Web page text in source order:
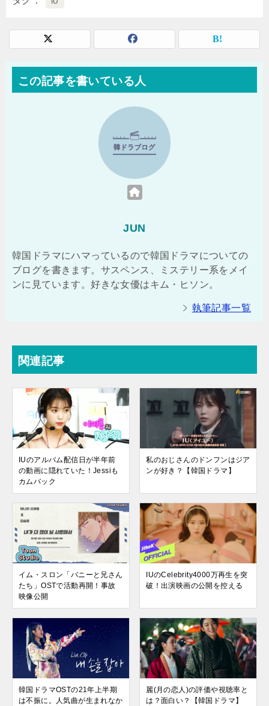
この記事を書いている人
JUN
韓国ドラマにハマっているので韓国ドラマについての
ブログを書きます。サスペンス、ミステリー系をメイ
ンに見ています。好きな女優はキム・ヒソン。
執筆記事一覧
関連記事
IUのアルバム配信日が半年前
の動画に隠れていた！Jessiも
カムバック
私のおじさんのドンフンはジア
ンが好き？【韓国ドラマ】
イム・スロン「バニーと兄さん
たち」OSTで活動再開！事故
映像公開
IUのCelebrity4000万再生を突
破！出演映画の公開を控える
韓国ドラマOSTの21年上半期
は不振に。人気曲が生まれなか
麗(月の恋人)の評価や視聴率と
は？面白い？【韓国ドラマ】